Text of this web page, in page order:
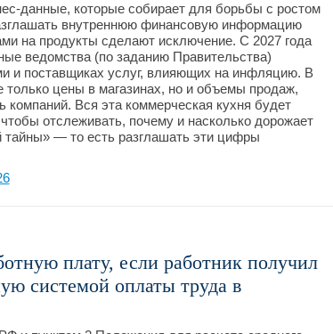
данные, которые собирает для борьбы с ростом
внутреннюю финансовую информацию
на продукты сделают исключение. С 2027 года
ведомства (по заданию Правительства)
и поставщиках услуг, влияющих на инфляцию. В
только цены в магазинах, но и объемы продаж,
Вся эта коммерческая кухня будет
отслеживать, почему и насколько дорожает
тайны» — то есть разглашать эти цифры
плату, если работник получил
системой оплаты труда в